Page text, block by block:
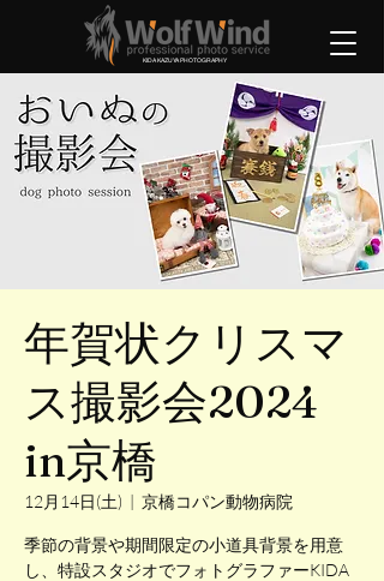
KIDA KAZUYA PHOTOGRAPHY
年賀状クリスマ
ス撮影会2024
in京橋
12月14日(土)
  |
京橋コパン動物病院
季節の背景や期間限定の小道具背景を用意
し、特設スタジオでフォトグラファーKIDA